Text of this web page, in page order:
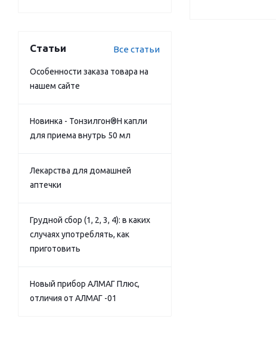
Статьи Все статьи
Особенности заказа товара на
нашем сайте
Новинка - Тонзилгон®Н капли
для приема внутрь 50 мл
Лекарства для домашней
аптечки
Грудной сбор (1, 2, 3, 4): в каких
случаях употреблять, как
приготовить
Новый прибор АЛМАГ Плюс,
отличия от АЛМАГ -01